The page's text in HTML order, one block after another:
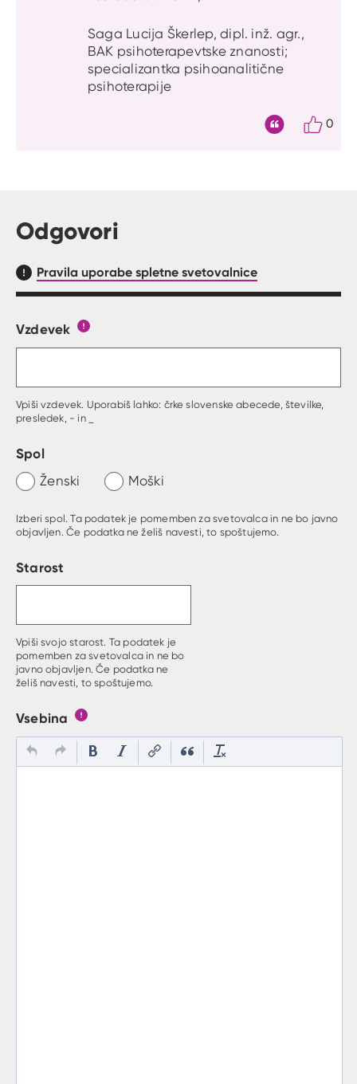
Saga Lucija Škerlep, dipl. inž. agr.,
BAK psihoterapevtske znanosti;
specializantka psihoanalitične
psihoterapije
0
Odgovori
Pravila uporabe spletne svetovalnice
Obrazec, kjer lahko zastaviš vprašanje
Vzdevek
Vpiši vzdevek. Uporabiš lahko: črke slovenske abecede, številke,
presledek, - in _
Spol
Ženski Moški
Izberi spol. Ta podatek je pomemben za svetovalca in ne bo javno
objavljen. Če podatka ne želiš navesti, to spoštujemo.
Starost
Vpiši svojo starost. Ta podatek je
pomemben za svetovalca in ne bo
javno objavljen. Če podatka ne
želiš navesti, to spoštujemo.
Vsebina